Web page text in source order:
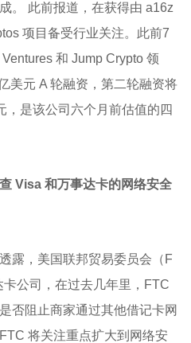
。 此前报道，在获得由 a16z
项目备受行业关注。此前7
和 Jump Crypto 领
美元 A 轮融资，第二轮融资将
，是该公司六个月前估值的四
Visa 和万事达卡的网络安全
露，美国联邦贸易委员会（F
公司，在过去几年里，FTC
否阻止商家通过其他借记卡网
将关注重点扩大到网络安